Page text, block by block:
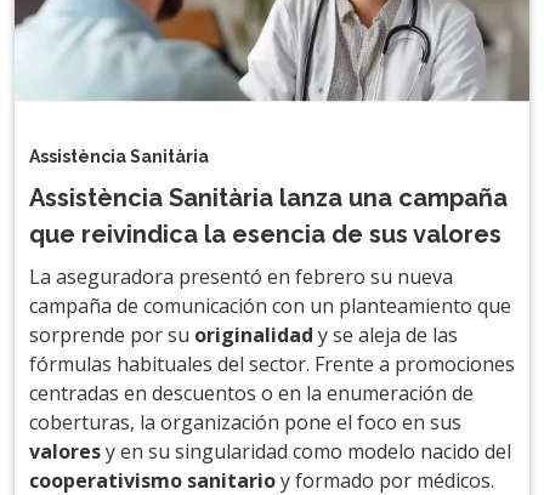
Assistència Sanitària
Assistència Sanitària lanza una campaña
que reivindica la esencia de sus valores
La aseguradora presentó en febrero su nueva
campaña de comunicación con un planteamiento que
sorprende por su originalidad y se aleja de las
fórmulas habituales del sector. Frente a promociones
centradas en descuentos o en la enumeración de
coberturas, la organización pone el foco en sus
valoresy en su singularidad como modelo nacido del
cooperativismo sanitarioy formado por médicos.